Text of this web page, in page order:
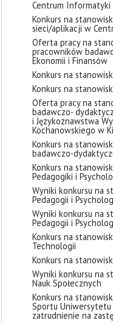
Centrum Informatyki
Konkurs na
sieci/aplikacji w
Oferta pracy na
pracowników
Ekonomii i Finansów
Konkurs na
Konkurs na
Oferta pracy na
badawczo-
i Językoznawstwa
Kochanowskiego w
Konkurs na
badawczo-
Konkurs na
Pedagogiki i
Wyniki konkursu na
Pedagogii i
Wyniki konkursu na
Pedagogii i
Konkurs na
Technologii
Konkurs na
Wyniki konkursu na
Nauk Społecznych
Konkurs na
Sportu Uniwersytetu
zatrudnienie na